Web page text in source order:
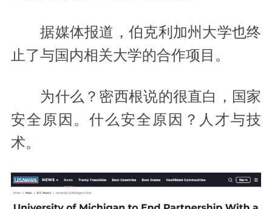
据媒体报道，伯克利加州大学也终
止了与国内相关大学的合作项目。
为什么？密西根说的很直白，国家
安全原因。什么安全原因？人才与技
术。